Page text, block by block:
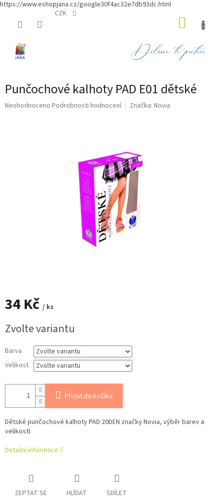
https://www.eshopjana.cz/google30f4ac32e7db93dc.html
CZK
Punčochové kalhoty PAD E01 dětské
Průměrné
Neohodnoceno Podrobnosti hodnocení Značka: Novia
34 Kč / ks
cena:
Zvolte variantu
Barva
Velikost
Přidat do košíku
Dětské punčochové kalhoty PAD 20DEN značky Novia, výběr barev a
velikostí.
Detailní informace
ZEPTAT SE HLÍDAT SDÍLET